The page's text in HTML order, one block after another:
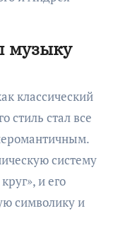
музыку
классический
стиль стал все
систему
и его
символику и